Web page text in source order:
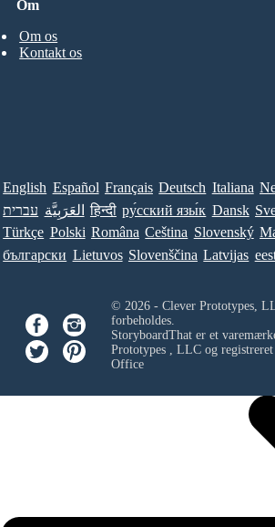
Om
Om os
Kontakt os
English Español Français Deutsch Italiana
עברית العَرَبِيَّة हिन्दी ру́сский язы́к Dansk
Türkçe Polski Româna Ceština Slovenský
български Lietuvos Slovenščina Latvijas
© 2026 - Clever Prototypes,
forbeholdes.
StoryboardThat er et
Prototypes , LLCog registreret
Office